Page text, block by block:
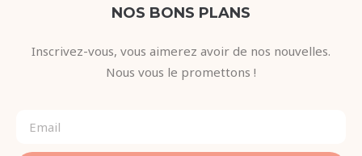
NOS BONS PLANS
Inscrivez-vous, vous aimerez avoir de nos nouvelles.
Nous vous le promettons !